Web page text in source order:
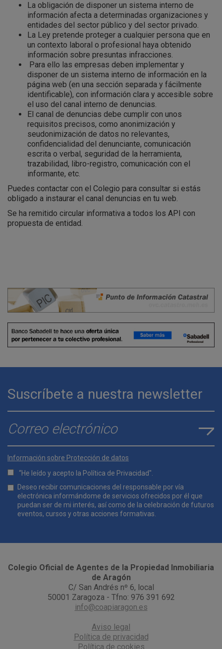
La obligación de disponer un sistema interno de
información afecta a determinadas organizaciones y
entidades del sector público y del sector privado.
La Ley pretende proteger a cualquier persona que en
un contexto laboral o profesional haya obtenido
información sobre presuntas infracciones.
Para ello las empresas deben implementar y
disponer de un sistema interno de información en la
página web (en una sección separada y fácilmente
identificable), con información clara y accesible sobre
el uso del canal interno de denuncias.
El canal de denuncias debe cumplir con unos
requisitos precisos, como anonimización y
seudonimización de datos no relevantes,
confidencialidad del denunciante, comunicación
escrita o verbal, seguridad de la herramienta,
trazabilidad, libro-registro, comunicación con el
informante, etc.
Puedes contactar con el Colegio para consultar si estás
obligado a instaurar el canal denuncias en tu web.
Se ha remitido circular informativa a todos los API con
propuesta de entidad.
Suscríbete a nuestra newsletter
E-mail*
Información sobre Protección de datos
“He leído y acepto la Política de Privacidad".
Lopd*
Deseo recibir comunicaciones del responsable por vía
electrónica informándome de servicios ofrecidos por él que
puedan ser de mi interés, así como de la celebración de futuros
eventos, cursos y otras acciones formativas.
Colegio Oficial de Agentes de la Propiedad Inmobiliaria
de Aragón
C/ San Andrés nº 6, local
50001 Zaragoza - Tfno: 976 391 692
info@coapiaragon.es
Aviso legal
Política de privacidad
Política de cookies